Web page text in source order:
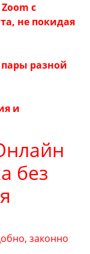
с
не покидая
разной
и
без
законно